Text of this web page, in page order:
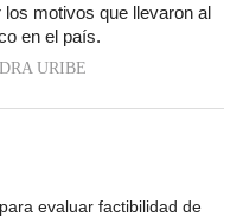
motivos que llevaron al
en el país.
URIBE
evaluar factibilidad de